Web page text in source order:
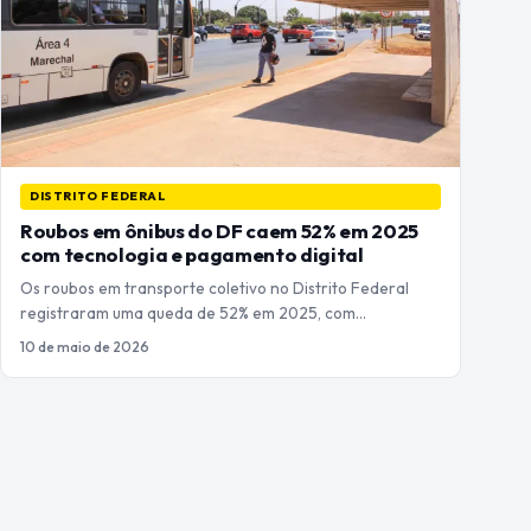
DISTRITO FEDERAL
Roubos em ônibus do DF caem 52% em 2025
com tecnologia e pagamento digital
Os roubos em transporte coletivo no Distrito Federal
registraram uma queda de 52% em 2025, com…
10 de maio de 2026